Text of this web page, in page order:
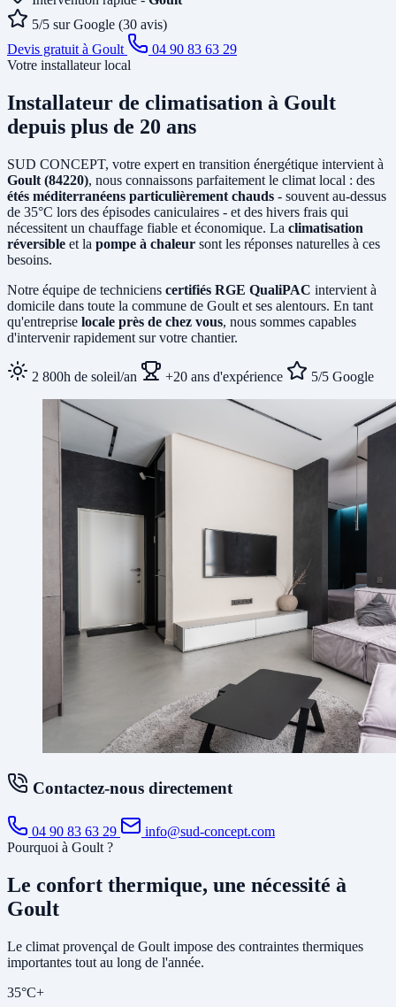
5/5 sur Google (30 avis)
Devis gratuit à Goult
04 90 83 63 29
Votre installateur local
Installateur de climatisation à Goult
depuis plus de 20 ans
SUD CONCEPT, votre expert en transition énergétique intervient à
Goult (84220), nous connaissons parfaitement le climat local : des
étés méditerranéens particulièrement chauds - souvent au-dessus
de 35°C lors des épisodes caniculaires - et des hivers frais qui
nécessitent un chauffage fiable et économique. La climatisation
réversible et la pompe à chaleur sont les réponses naturelles à ces
besoins.
Notre équipe de techniciens certifiés RGE QualiPAC intervient à
domicile dans toute la commune de Goult et ses alentours. En tant
qu'entreprise locale près de chez vous, nous sommes capables
d'intervenir rapidement sur votre chantier.
2 800h de soleil/an +20 ans d'expérience 5/5 Google
Contactez-nous directement
04 90 83 63 29
info@sud-concept.com
Pourquoi à Goult ?
Le confort thermique, une nécessité à
Goult
Le climat provençal de Goult impose des contraintes thermiques
importantes tout au long de l'année.
35°C+